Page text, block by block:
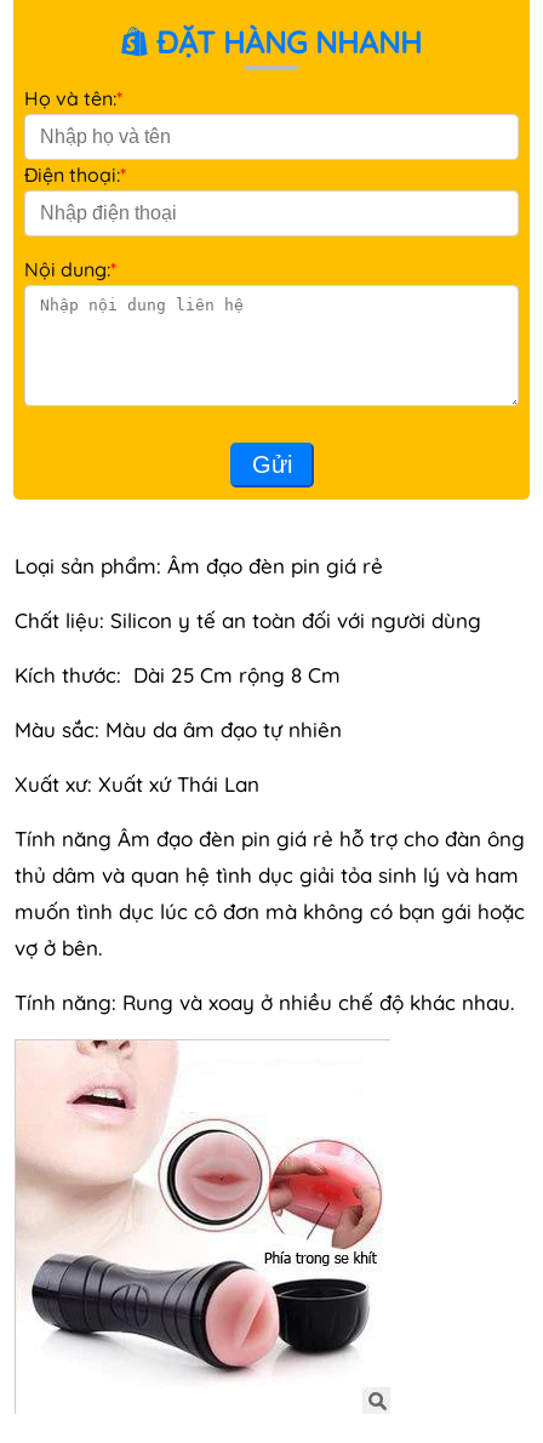
ĐẶT HÀNG NHANH
Họ và tên:*
Điện thoại:*
Nội dung:*
Gửi
Loại sản phẩm: Âm đạo đèn pin giá rẻ
Chất liệu: Silicon y tế an toàn đối với người dùng
Kích thước: Dài 25 Cm rộng 8 Cm
Màu sắc: Màu da âm đạo tự nhiên
Xuất xư: Xuất xứ Thái Lan
Tính năng Âm đạo đèn pin giá rẻ hỗ trợ cho đàn ông
thủ dâm và quan hệ tình dục giải tỏa sinh lý và ham
muốn tình dục lúc cô đơn mà không có bạn gái hoặc
vợ ở bên.
Tính năng: Rung và xoay ở nhiều chế độ khác nhau.